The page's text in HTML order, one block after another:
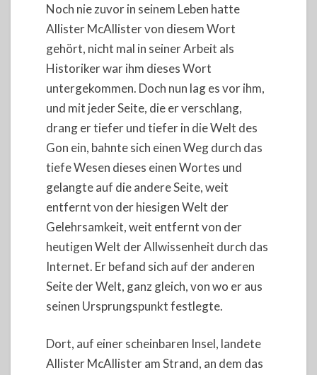
Noch nie zuvor in seinem Leben hatte
Allister McAllister von diesem Wort
gehört, nicht mal in seiner Arbeit als
Historiker war ihm dieses Wort
untergekommen. Doch nun lag es vor ihm,
und mit jeder Seite, die er verschlang,
drang er tiefer und tiefer in die Welt des
Gon ein, bahnte sich einen Weg durch das
tiefe Wesen dieses einen Wortes und
gelangte auf die andere Seite, weit
entfernt von der hiesigen Welt der
Gelehrsamkeit, weit entfernt von der
heutigen Welt der Allwissenheit durch das
Internet. Er befand sich auf der anderen
Seite der Welt, ganz gleich, von wo er aus
seinen Ursprungspunkt festlegte.
Dort, auf einer scheinbaren Insel, landete
Allister McAllister am Strand, an dem das